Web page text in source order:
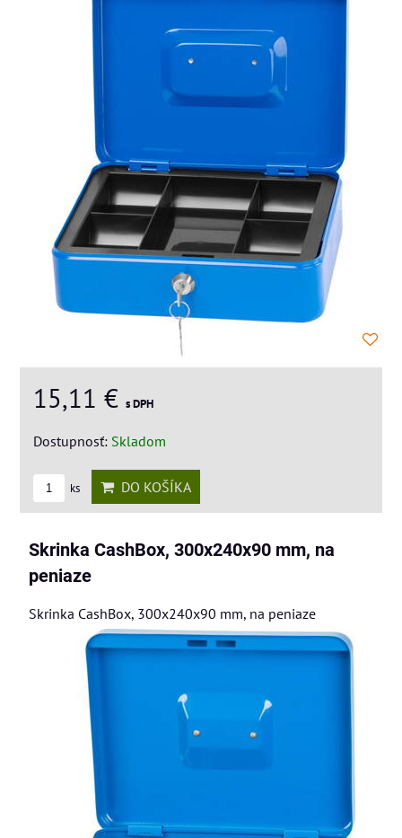
15,11 € s DPH
Dostupnosť: Skladom
ks DO KOŠÍKA
Skrinka CashBox, 300x240x90 mm, na
peniaze
Skrinka CashBox, 300x240x90 mm, na peniaze